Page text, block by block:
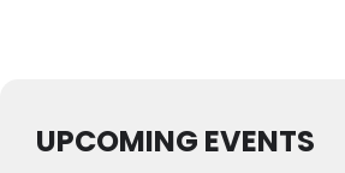
UPCOMING EVENTS